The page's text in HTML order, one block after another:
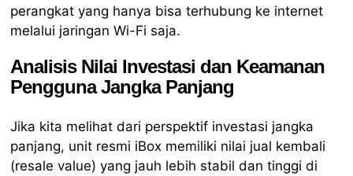
perangkat yang hanya bisa terhubung ke internet
melalui jaringan Wi-Fi saja.
Analisis Nilai Investasi dan Keamanan
Pengguna Jangka Panjang
Jika kita melihat dari perspektif investasi jangka
panjang, unit resmi iBox memiliki nilai jual kembali
(resale value) yang jauh lebih stabil dan tinggi di